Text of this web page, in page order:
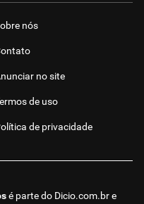
é parte do Dicio.com.bre
nós
no site
de uso
de privacidade